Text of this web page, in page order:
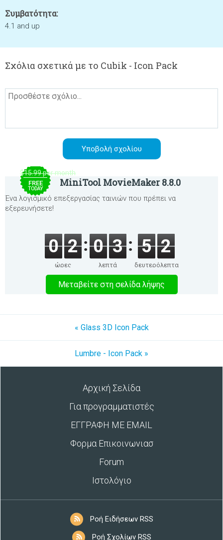
Συμβατότητα:
4.1 and up
Σχόλια σχετικά με το Cubik - Icon Pack
$15.99 per month
FREE
TODAY
MiniTool MovieMaker 8.8.0
Ένα λογισμικό επεξεργασίας ταινιών που πρέπει να
εξερευνήσετε!
0 2
ώρες
0 3
λεπτά
5 2
δευτερόλεπτα
Μεταβείτε στη σελίδα λήψης
« Glass 3D Icon Pack
Lumbre - Icon Pack »
Αρχική Σελίδα
Για προγραμματιστές
ΕΓΓΡΑΦΗ ΜΕ EMAIL
Φορμα Επικοινωνιασ
Forum
Ιστολόγιο
Ροή Ειδήσεων RSS
Ροή Σχολίων RSS